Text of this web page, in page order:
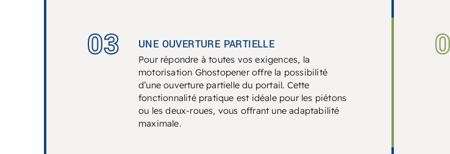
03 UNE OUVERTURE PARTIELLE
Pour répondre à toutes vos exigences, la
motorisation Ghostopeneroffre la possibilité
d’une ouverture partielle du portail. Cette
fonctionnalité pratique est idéale pour les piétons
ou les deux-roues, vous offrant une adaptabilité
maximale.